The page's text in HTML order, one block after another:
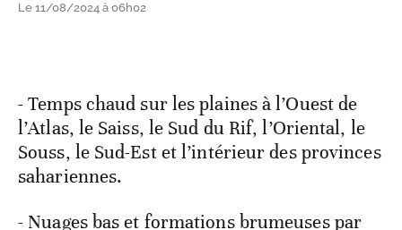
Le 11/08/2024 à 06h02
- Temps chaud sur les plaines à l’Ouest de
l’Atlas, le Saiss, le Sud du Rif, l’Oriental, le
Souss, le Sud-Est et l’intérieur des provinces
sahariennes.
- Nuages bas et formations brumeuses par